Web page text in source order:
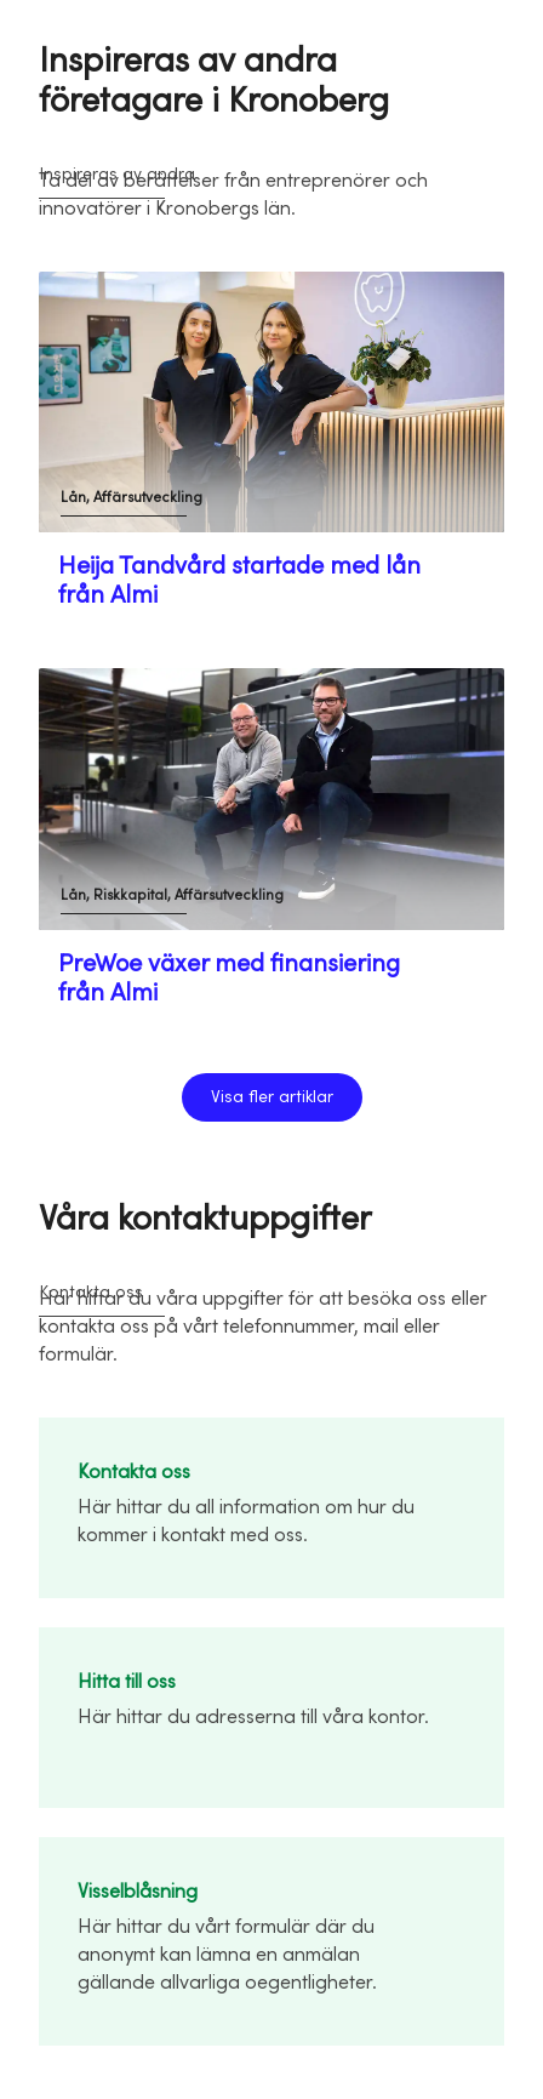
Inspireras av andra
företagare i Kronoberg
Inspireras av andra
Ta del av berättelser från entreprenörer och
innovatörer i Kronobergs län.
Heija Tandvård startade med lån
från Almi
Lån, Affärsutveckling
PreWoe växer med finansiering
från Almi
Lån, Riskkapital, Affärsutveckling
Visa fler artiklar
Våra kontaktuppgifter
Kontakta oss
Här hittar du våra uppgifter för att besöka oss eller
kontakta oss på vårt telefonnummer, mail eller
formulär.
Kontakta oss
Här hittar du all information om hur du
kommer i kontakt med oss.
Hitta till oss
Här hittar du adresserna till våra kontor.
Visselblåsning
Här hittar du vårt formulär där du
anonymt kan lämna en anmälan
gällande allvarliga oegentligheter.